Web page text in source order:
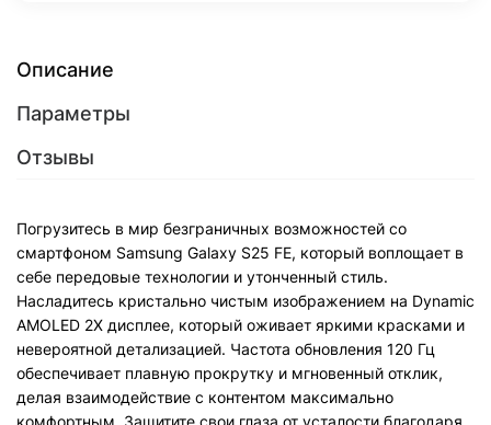
Описание
Параметры
Отзывы
Погрузитесь в мир безграничных возможностей со
смартфоном Samsung Galaxy S25 FE, который воплощает в
себе передовые технологии и утонченный стиль.
Насладитесь кристально чистым изображением на Dynamic
AMOLED 2X дисплее, который оживает яркими красками и
невероятной детализацией. Частота обновления 120 Гц
обеспечивает плавную прокрутку и мгновенный отклик,
делая взаимодействие с контентом максимально
комфортным. Защитите свои глаза от усталости благодаря